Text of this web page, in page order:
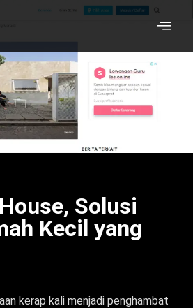
Solusi
Kecil yang
kerap kali menjadi penghambat